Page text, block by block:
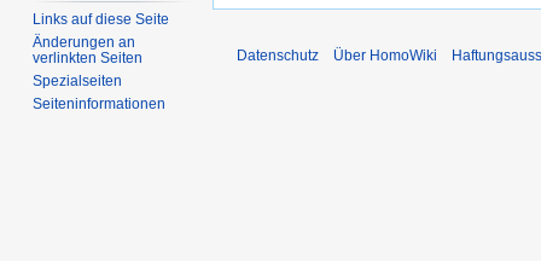
Links auf diese Seite
Änderungen an
verlinkten Seiten
Spezialseiten
Seiten­­informationen
Datenschutz Über HomoWiki